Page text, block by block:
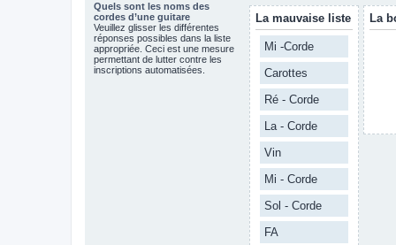
Quels sont les noms des
cordes d’une guitare
Veuillez glisser les différentes
réponses possibles dans la liste
appropriée. Ceci est une mesure
permettant de lutter contre les
inscriptions automatisées.
La mauvaise liste
Mi -Corde
Carottes
Ré - Corde
La - Corde
Vin
Mi - Corde
Sol - Corde
FA
La